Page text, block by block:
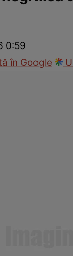
0:59
în Google